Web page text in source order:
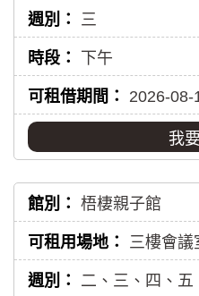
三
下午
2026-08-
我
梧棲親子館
三樓會議
二、三、四、五